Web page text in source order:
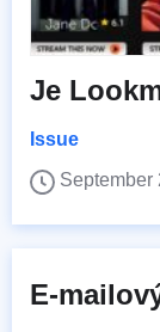
Je
Issue
September
E-